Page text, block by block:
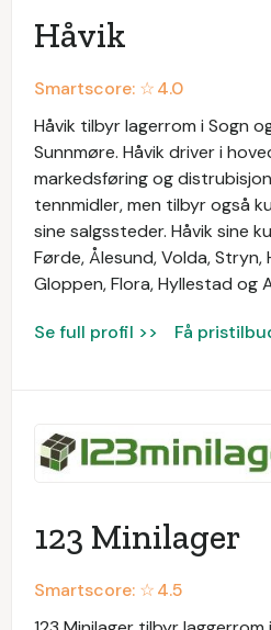
Håvik
Smartscore: ☆4.0
Håvik tilbyr lagerrom i Sogn
Sunnmøre. Håvik driver i
markedsføring og
tennmidler, men tilbyr også
sine salgssteder. Håvik sine
Førde, Ålesund, Volda, Stryn,
Gloppen, Flora, Hyllestad og
Se full profil >> Få
123 Minilager
Smartscore: ☆4.5